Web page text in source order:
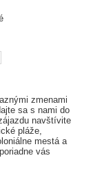
zmenami
sa s nami do
navštívite
pláže,
mestá a
vás